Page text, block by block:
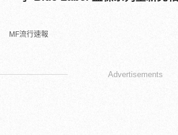
MF流行速報
Advertisements